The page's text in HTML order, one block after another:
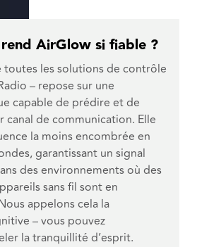
AirGlow si fiable ?
toutes les solutions de contrôle
– repose sur une
capable de prédire et de
de communication. Elle
la moins encombrée en
garantissant un signal
des environnements où des
sans fil sont en
appelons cela la
– vous pouvez
la tranquillité d’esprit.